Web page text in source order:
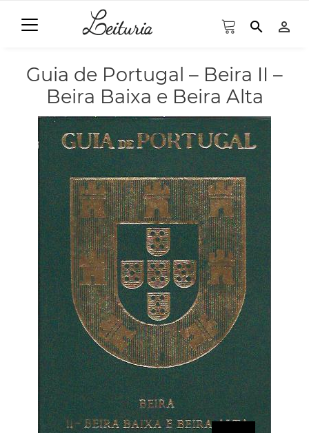
search person_outline
Guia de Portugal – Beira II –
Beira Baixa e Beira Alta